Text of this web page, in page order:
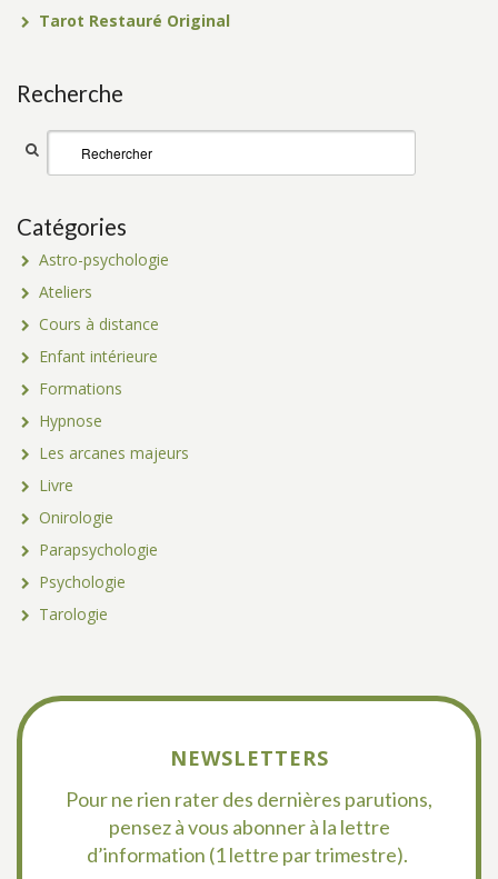
Tarot Restauré Original
Recherche
Catégories
Astro-psychologie
Ateliers
Cours à distance
Enfant intérieure
Formations
Hypnose
Les arcanes majeurs
Livre
Onirologie
Parapsychologie
Psychologie
Tarologie
NEWSLETTERS
Pour ne rien rater des dernières parutions,
pensez à vous abonner à la lettre
d’information (1 lettre par trimestre).